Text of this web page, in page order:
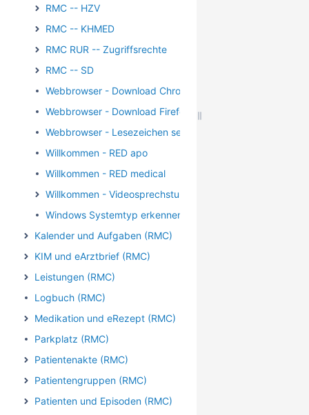
RMC -- HZV
RMC -- KHMED
RMC RUR -- Zugriffsrechte
RMC -- SD
Webbrowser - Download Chrome
Webbrowser - Download Firefox
Webbrowser - Lesezeichen setzen
Willkommen - RED apo
Willkommen - RED medical
Willkommen - Videosprechstunde
Windows Systemtyp erkennen
Kalender und Aufgaben (RMC)
KIM und eArztbrief (RMC)
Leistungen (RMC)
Logbuch (RMC)
Medikation und eRezept (RMC)
Parkplatz (RMC)
Patientenakte (RMC)
Patientengruppen (RMC)
Patienten und Episoden (RMC)